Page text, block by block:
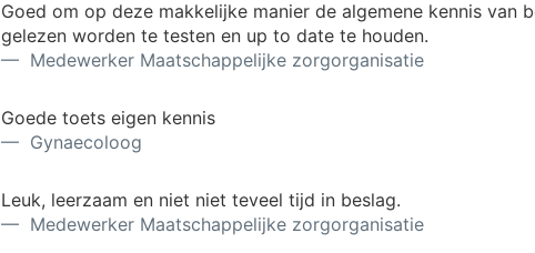
Goed om op deze makkelijke manier de algemene kennis van
gelezen worden te testen en up to date te houden.
— Medewerker Maatschappelijke zorgorganisatie
Goede toets eigen kennis
— Gynaecoloog
Leuk, leerzaam en niet niet teveel tijd in beslag.
— Medewerker Maatschappelijke zorgorganisatie